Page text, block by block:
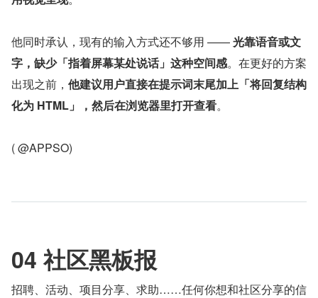
他同时承认，现有的输入方式还不够用 —— 光靠语音或文
字，缺少「指着屏幕某处说话」这种空间感。在更好的方案
出现之前， 他建议用户直接在提示词末尾加上「将回复结构
化为 HTML」，然后在浏览器里打开查看。
( @APPSO)
04 社区黑板报
招聘、活动、项目分享、求助……任何你想和社区分享的信